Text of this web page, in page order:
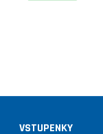
VSTUPENKY